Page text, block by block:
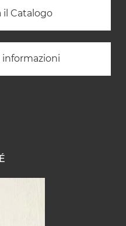
il Catalogo
informazioni